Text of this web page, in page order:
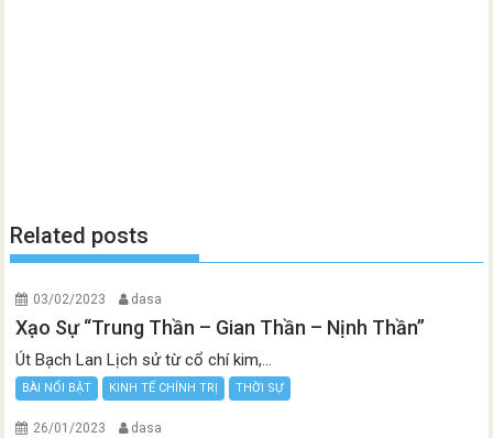
Related posts
03/02/2023 dasa
Xạo Sự “Trung Thần – Gian Thần – Nịnh Thần”
Út Bạch Lan Lịch sử từ cổ chí kim,...
BÀI NỔI BẬT KINH TẾ CHÍNH TRỊ THỜI SỰ
26/01/2023 dasa